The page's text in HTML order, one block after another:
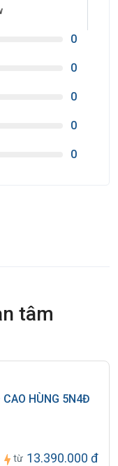
0
0
0
0
0
tâm
HÙNG 5N4Đ
từ 13.390.000 đ